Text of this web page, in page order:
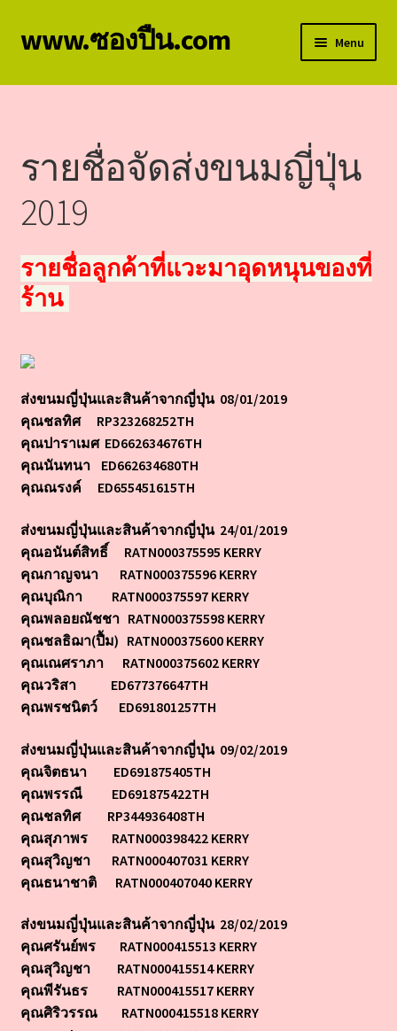
Skip
to
Skip
to
www.ซองปืน.com Menu
หน้าแรก
ซองปืนพกใน ปืนออโตทุกรุ่น
รายชื่อจัดส่งซองปืน 2568
ซองปืนพกนอก ปืนออโตทุกรุ่น
ซองปืนพกนอก ปืนลูกโม่ทุกรุ่น
ซองสะพายไหล่ ออโต-ลูกโม่
ซองคาวบอยลูกโม่
วิธีการสั่งซื้อ ชำระเงิน แจ้งชำระเงิน
สี แป๊ก คลิปหนีบ แผ่นเสียบ กำมะหยี่
เกี่ยวกับเรา
ติดต่อเรา
รายชื่อจัดส่งซองปืน 2011-2018
รายชื่อจัดส่งซองปืน 2019
รายชื่อจัดส่งซองปืน 2020
รายชื่อจัดส่งซองปืน 2021
รายชื่อจัดส่งซองปืน 2022
รายชื่อจัดส่งซองปืน 2566
รายชื่อจัดส่งซองปืน 2567
รายชื่อจัดส่งขนมญี่ปุ่น
2019
รายชื่อลูกค้าที่แวะมาอุดหนุนของที่
ร้าน
ส่งขนมญี่ปุ่นและสินค้าจากญี่ปุ่น 08/01/2019
คุณชลทิศ RP323268252TH
คุณปาราเมศ ED662634676TH
คุณนันทนา ED662634680TH
คุณณรงค์ ED655451615TH
ส่งขนมญี่ปุ่นและสินค้าจากญี่ปุ่น 24/01/2019
คุณอนันต์สิทธิ์ RATN000375595 KERRY
คุณกาญจนา RATN000375596 KERRY
คุณบุณิกา RATN000375597 KERRY
คุณพลอยณัชชา RATN000375598 KERRY
คุณชลธิฌา(ปื้ม) RATN000375600 KERRY
คุณเณศราภา RATN000375602 KERRY
คุณวริสา ED677376647TH
คุณพรชนิตว์ ED691801257TH
ส่งขนมญี่ปุ่นและสินค้าจากญี่ปุ่น 09/02/2019
คุณจิตธนา ED691875405TH
คุณพรรณี ED691875422TH
คุณชลทิศ RP344936408TH
คุณสุภาพร RATN000398422 KERRY
คุณสุวิญชา RATN000407031 KERRY
คุณธนาชาติ RATN000407040 KERRY
ส่งขนมญี่ปุ่นและสินค้าจากญี่ปุ่น 28/02/2019
คุณศรันย์พร RATN000415513 KERRY
คุณสุวิญชา RATN000415514 KERRY
คุณพีรันธร RATN000415517 KERRY
คุณศิริวรรณ RATN000415518 KERRY